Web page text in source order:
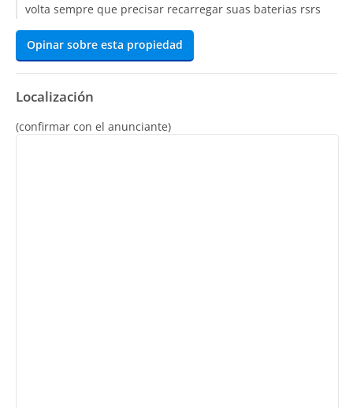
volta sempre que precisar recarregar suas baterias rsrs
Opinar sobre esta propiedad
Localización
(confirmar con el anunciante)